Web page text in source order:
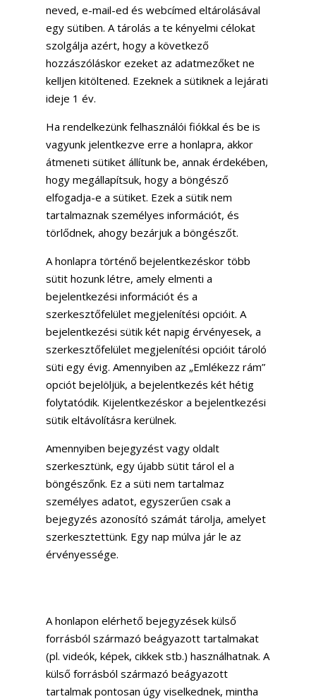
neved, e-mail-ed és webcímed eltárolásával
egy sütiben. A tárolás a te kényelmi célokat
szolgálja azért, hogy a következő
hozzászóláskor ezeket az adatmezőket ne
kelljen kitöltened. Ezeknek a sütiknek a lejárati
ideje 1 év.
Ha rendelkezünk felhasználói fiókkal és be is
vagyunk jelentkezve erre a honlapra, akkor
átmeneti sütiket állítunk be, annak érdekében,
hogy megállapítsuk, hogy a böngésző
elfogadja-e a sütiket. Ezek a sütik nem
tartalmaznak személyes információt, és
törlődnek, ahogy bezárjuk a böngészőt.
A honlapra történő bejelentkezéskor több
sütit hozunk létre, amely elmenti a
bejelentkezési információt és a
szerkesztőfelület megjelenítési opcióit. A
bejelentkezési sütik két napig érvényesek, a
szerkesztőfelület megjelenítési opcióit tároló
süti egy évig. Amennyiben az „Emlékezz rám”
opciót bejelöljük, a bejelentkezés két hétig
folytatódik. Kijelentkezéskor a bejelentkezési
sütik eltávolításra kerülnek.
Amennyiben bejegyzést vagy oldalt
szerkesztünk, egy újabb sütit tárol el a
böngészőnk. Ez a süti nem tartalmaz
személyes adatot, egyszerűen csak a
bejegyzés azonosító számát tárolja, amelyet
szerkesztettünk. Egy nap múlva jár le az
érvényessége.
A honlapon elérhető bejegyzések külső
forrásból származó beágyazott tartalmakat
(pl. videók, képek, cikkek stb.) használhatnak. A
külső forrásból származó beágyazott
tartalmak pontosan úgy viselkednek, mintha